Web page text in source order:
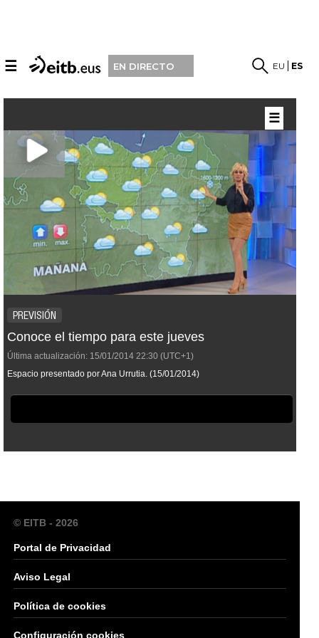
☰ EN DIRECTO EU ES
PREVISIÓN
Conoce el tiempo para este jueves
Última actualización: 15/01/2014 22:30 (UTC+1)
Espacio presentado por Ana Urrutia. (15/01/2014)
☰
© EITB - 2026
Portal de Privacidad
Aviso Legal
Política de cookies
Configuración cookies